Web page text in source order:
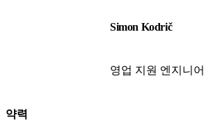
Simon Kodrič
영업 지원 엔지니어
약력